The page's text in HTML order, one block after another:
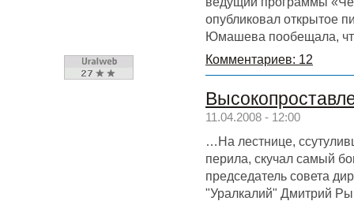
опубликовал открытое
Юмашева пообещала,
Комментариев: 12
11.04.2008 - 12:00
…На лестнице,
перила, скучал самый
председатель совета
"Уралкалий" Дмитрий